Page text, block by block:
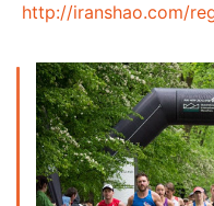
http://iranshao.com/